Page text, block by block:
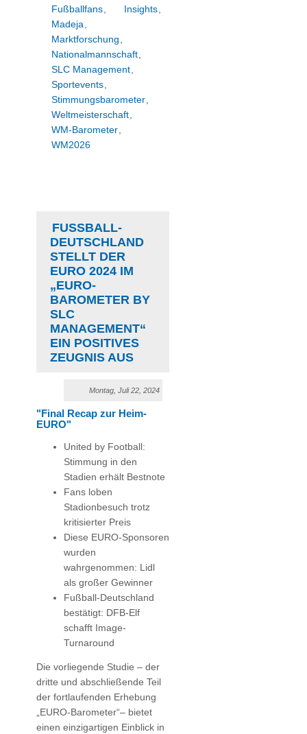
Fußballfans Insights
Madeja
Marktforschung
Nationalmannschaft
SLC Management
Sportevents
Stimmungsbarometer
Weltmeisterschaft
WM-Barometer
WM2026
FUSSBALL-D
EUTSCHLAND S
TELLT DER E
URO 2024 IM „
EURO-B
AROMETER BY S
LC M
ANAGEMENT“ E
IN POSITIVES Z
EUGNIS AUS
Montag, Juli 22, 2024
"Final Recap zur Heim-
EURO"
United by Football:
Stimmung in den
Stadien erhält Bestnote
Fans loben
Stadionbesuch trotz
kritisierter Preis
Diese EURO-Sponsoren
wurden
wahrgenommen: Lidl
als großer Gewinner
Fußball-Deutschland
bestätigt: DFB-Elf
schafft Image-
Turnaround
Die vorliegende Studie – der
dritte und abschließende Teil
der fortlaufenden Erhebung
„EURO-Barometer“– bietet
einen einzigartigen Einblick in